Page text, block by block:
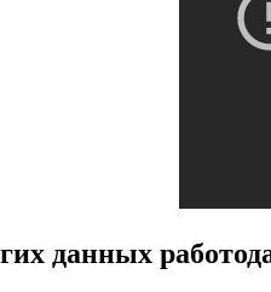
данных